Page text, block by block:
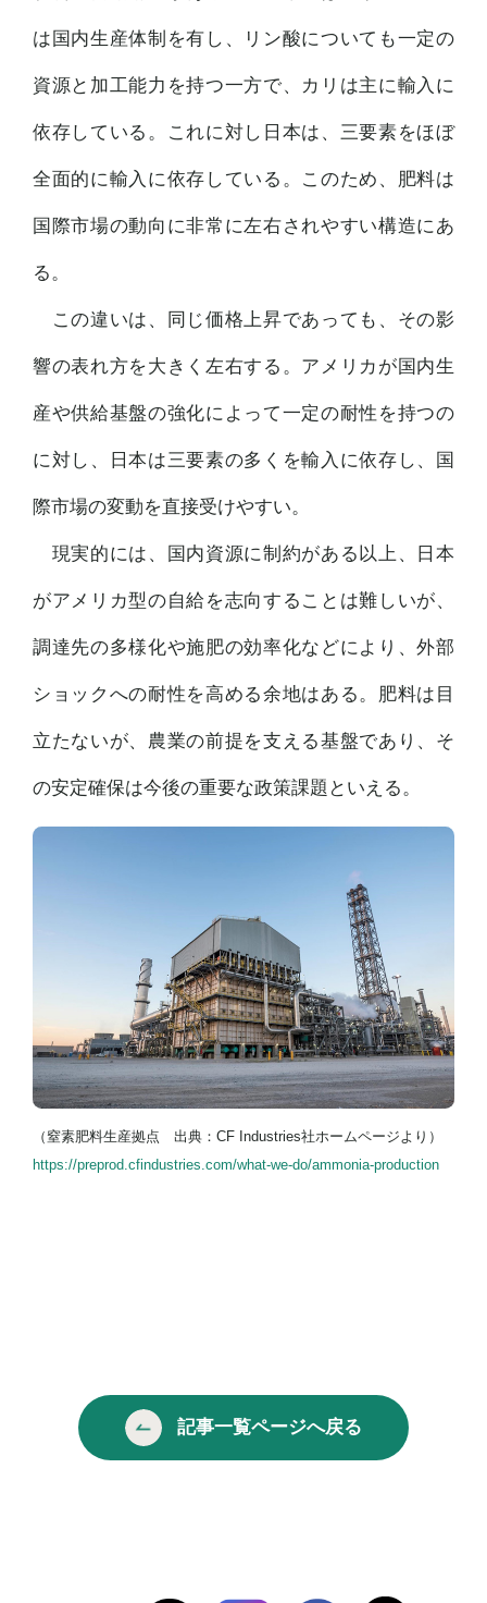
は国内生産体制を有し、リン酸についても一定の
資源と加工能力を持つ一方で、カリは主に輸入に
依存している。これに対し日本は、三要素をほぼ
全面的に輸入に依存している。このため、肥料は
国際市場の動向に非常に左右されやすい構造にあ
る。
この違いは、同じ価格上昇であっても、その影
響の表れ方を大きく左右する。アメリカが国内生
産や供給基盤の強化によって一定の耐性を持つの
に対し、日本は三要素の多くを輸入に依存し、国
際市場の変動を直接受けやすい。
現実的には、国内資源に制約がある以上、日本
がアメリカ型の自給を志向することは難しいが、
調達先の多様化や施肥の効率化などにより、外部
ショックへの耐性を高める余地はある。肥料は目
立たないが、農業の前提を支える基盤であり、そ
の安定確保は今後の重要な政策課題といえる。
（窒素肥料生産拠点 出典：CF Industries社ホームページより）
https://preprod.cfindustries.com/what-we-do/ammonia-production
記事一覧ページへ戻る